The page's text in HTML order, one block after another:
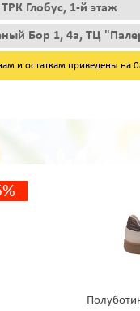
Глобус, 1-й этаж
Бор 1, 4а, ТЦ
и остаткам приведены на